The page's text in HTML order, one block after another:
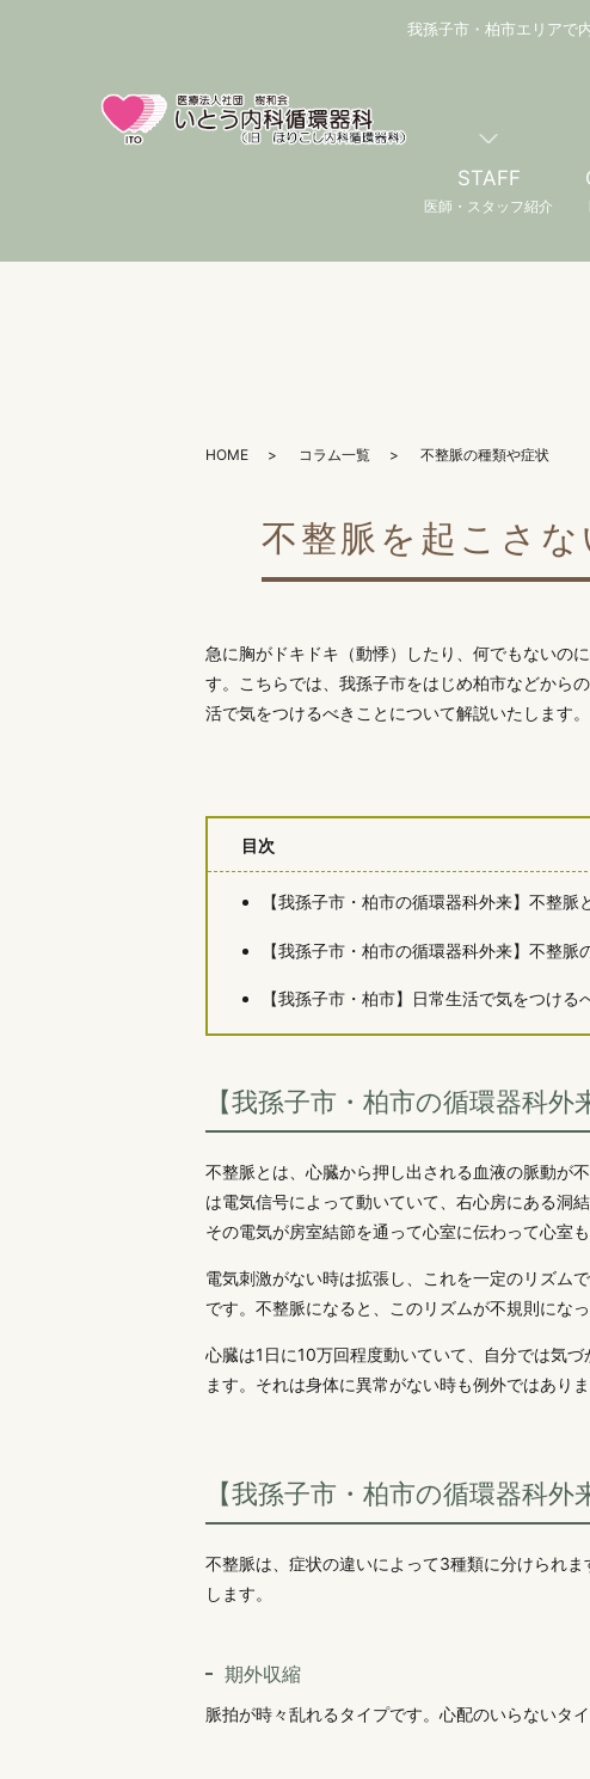
我孫子市・柏市エリアで
STAFF
医師・スタッフ紹介
HOME コラム一覧 不整脈の種類や症状
不整脈を起こさ
急に胸がドキドキ（動悸）したり、何でもないの
す。こちらでは、我孫子市をはじめ柏市などから
活で気をつけるべきことについて解説いたします
目次
【我孫子市・柏市の循環器科外来】不整脈
【我孫子市・柏市の循環器科外来】不整脈
【我孫子市・柏市】日常生活で気をつけ
【我孫子市・柏市の循環器科
不整脈とは、心臓から押し出される血液の脈動が
は電気信号によって動いていて、右心房にある洞
その電気が房室結節を通って心室に伝わって心室も
電気刺激がない時は拡張し、これを一定のリズム
です。不整脈になると、このリズムが不規則になっ
心臓は1日に10万回程度動いていて、自分では気
ます。それは身体に異常がない時も例外ではありま
【我孫子市・柏市の循環器科
不整脈は、症状の違いによって3種類に分けられ
します。
期外収縮
脈拍が時々乱れるタイプです。心配のいらないタ